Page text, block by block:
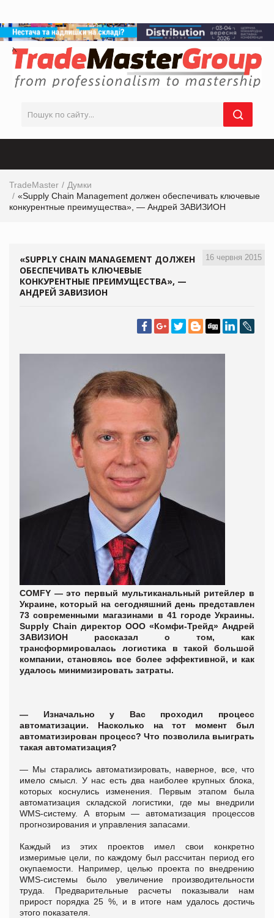
TradeMaster
Думки
«Supply Сhain Management должен обеспечивать ключевые
конкурентные преимущества», — Андрей ЗАВИЗИОН
16 червня 2015
«SUPPLY СHAIN MANAGEMENT ДОЛЖЕН
ОБЕСПЕЧИВАТЬ КЛЮЧЕВЫЕ
КОНКУРЕНТНЫЕ ПРЕИМУЩЕСТВА», —
АНДРЕЙ ЗАВИЗИОН
COMFY —это первый мультиканальный ритейлер в
Украине, который на сегодняшний день представлен
73 современными магазинами в 41 городе Украины.
Supply Сhain директор ООО «Комфи-Трейд» Андрей
ЗАВИЗИОН рассказал о том, как
трансформировалась логистика в такой большой
компании, становясь все более эффективной, и как
удалось минимизировать затраты.
— Изначально у Вас проходил процесс
автоматизации. Насколько на тот момент был
автоматизирован процесс? Что позволила выиграть
такая автоматизация?
— Мы старались автоматизировать, наверное, все, что
имело смысл. У нас есть два наиболее крупных блока,
которых коснулись изменения. Первым этапом была
автоматизация складской логистики, где мы внедрили
WMS-систему. А вторым— автоматизация процессов
прогнозирования и управления запасами.
Каждый из этих проектов имел свои конкретно
измеримые цели, по каждому был рассчитан период его
окупаемости. Например, целью проекта по внедрению
WMS-системы было увеличение производительности
труда. Предварительные расчеты показывали нам
прирост порядка 25 %, и в итоге нам удалось достичь
этого показателя.